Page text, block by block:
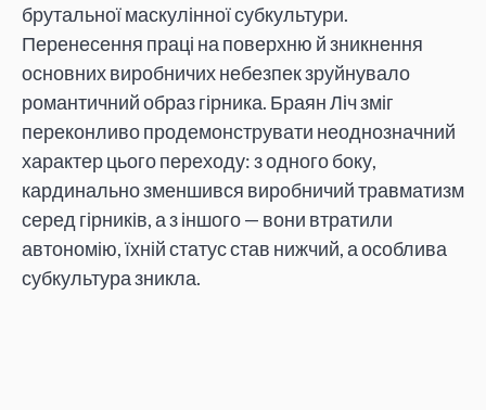
брутальної маскулінної субкультури.
Перенесення праці на поверхню й зникнення
основних виробничих небезпек зруйнувало
романтичний образ гірника. Браян Ліч зміг
переконливо продемонструвати неоднозначний
характер цього переходу: з одного боку,
кардинально зменшився виробничий травматизм
серед гірників, а з іншого — вони втратили
автономію, їхній статус став нижчий, а особлива
субкультура зникла.